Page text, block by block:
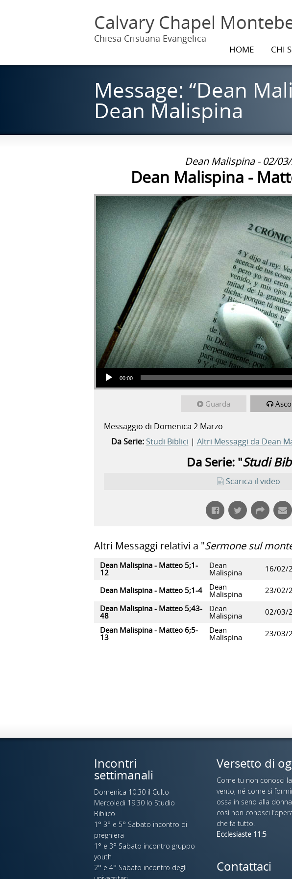
Calvary Chapel
Chiesa Cristiana Evangelica
HOME CHI
Message: “Dean
Dean Malispina
Dean Malispina - 02/
Dean Malispina -
Audio Player
00:00
Guarda
Messaggio di Domenica 2 Marzo
Da Serie: Studi Biblici | Altri Messaggi da Dean
Da Serie: "Studi
Scarica il video
Altri Messaggi relativi a "Sermone sul
Dean Malispina - Matteo 5;1-
12
Dean
Malispina 16/02/
Dean Malispina - Matteo 5;1-4 Dean
Malispina 23/02/
Dean Malispina - Matteo 5;43-
48
Dean
Malispina 02/03/
Dean Malispina - Matteo 6;5-
13
Dean
Malispina 23/03/
Incontri
settimanali
Domenica 10:30 il Culto
Mercoledi 19:30 lo Studio
Biblico
1° 3° e 5° Sabato incontro di
preghiera
1° e 3° Sabato incontro gruppo
youth
2° e 4° Sabato incontro degli
Versetto di
Come tu non conosci
vento, né come si
ossa in seno alla
così non conosci
che fa tutto.
Ecclesiaste 11:5
Contattaci